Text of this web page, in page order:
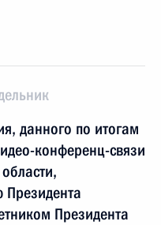
данного по итогам
конференц-связи
Президента
Президента